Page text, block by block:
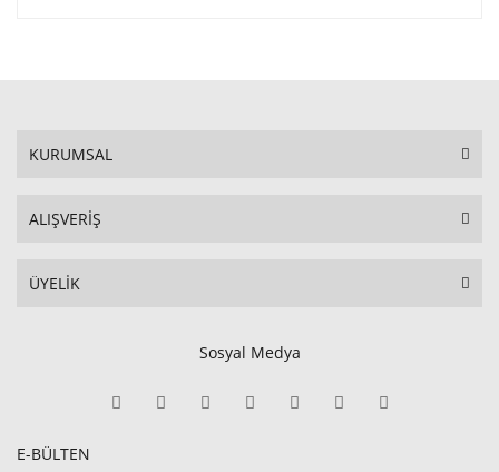
KURUMSAL
ALIŞVERİŞ
ÜYELİK
Sosyal Medya
E-BÜLTEN